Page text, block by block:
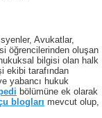
Avukatlar,
öğrencilerinden oluşan
bilgisi olan halk
ekibi tarafından
yabancı hukuk
bölümüne ek olarak
blogları mevcut olup,